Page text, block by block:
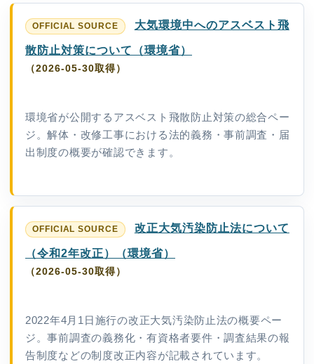
大気環境中へのアスベスト飛
散防止対策について（環境省）
（2026-05-30取得）
環境省が公開するアスベスト飛散防止対策の総合ペー
ジ。解体・改修工事における法的義務・事前調査・届
出制度の概要が確認できます。
改正大気汚染防止法について
（令和2年改正）（環境省）
（2026-05-30取得）
2022年4月1日施行の改正大気汚染防止法の概要ペー
ジ。事前調査の義務化・有資格者要件・調査結果の報
告制度などの制度改正内容が記載されています。